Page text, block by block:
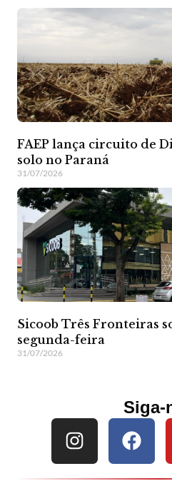
FAEP lança circuito de
solo no Paraná
31/07/2026
Sicoob Três Fronteiras
segunda-feira
31/07/2026
Siga-